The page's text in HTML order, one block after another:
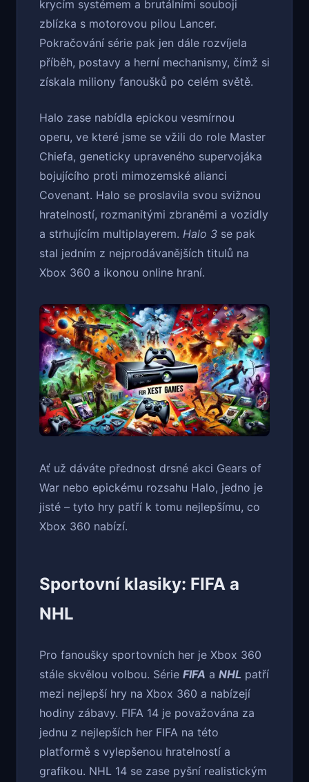
krycím systémem a brutálními souboji
zblízka s motorovou pilou Lancer.
Pokračování série pak jen dále rozvíjela
příběh, postavy a herní mechanismy, čímž si
získala miliony fanoušků po celém světě.
Halo zase nabídla epickou vesmírnou
operu, ve které jsme se vžili do role Master
Chiefa, geneticky upraveného supervojáka
bojujícího proti mimozemské alianci
Covenant. Halo se proslavila svou svižnou
hratelností, rozmanitými zbraněmi a vozidly
a strhujícím multiplayerem. Halo 3 se pak
stal jedním z nejprodávanějších titulů na
Xbox 360 a ikonou online hraní.
Ať už dáváte přednost drsné akci Gears of
War nebo epickému rozsahu Halo, jedno je
jisté – tyto hry patří k tomu nejlepšímu, co
Xbox 360 nabízí.
Sportovní klasiky: FIFA a
NHL
Pro fanoušky sportovních her je Xbox 360
stále skvělou volbou. Série FIFA a NHL patří
mezi nejlepší hry na Xbox 360 a nabízejí
hodiny zábavy. FIFA 14 je považována za
jednu z nejlepších her FIFA na této
platformě s vylepšenou hratelností a
grafikou. NHL 14 se zase pyšní realistickým